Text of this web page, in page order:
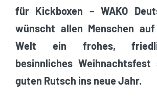
für Kickboxen – WAKO
wünscht allen Menschen
Welt ein frohes,
besinnliches Weihnachtsfest
guten Rutsch ins neue Jahr.